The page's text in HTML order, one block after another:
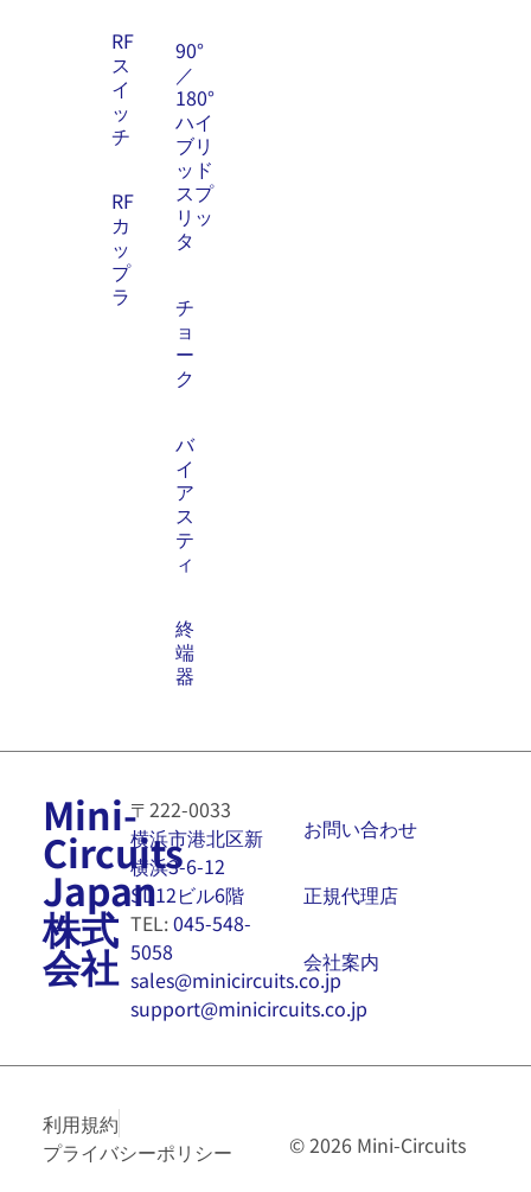
RF
ス
イ
ッ
チ
RF
カ
ッ
プ
ラ
90°
／
180°
ハイ
ブリ
ッド
スプ
リッ
タ
チ
ョ
ー
ク
バ
イ
ア
ス
テ
ィ
終
端
器
Mini-
Circuits
Japan
株式
会社
〒222-0033
横浜市港北区新
横浜3-6-12
SD12ビル6階
TEL:045-548-
5058
sales@minicircuits.co.jp
support@minicircuits.co.jp
お問い合わせ
正規代理店
会社案内
利用規約
プライバシーポリシー
© 2026 Mini-Circuits